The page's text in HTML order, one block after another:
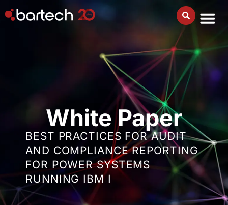
White Paper
BEST PRACTICES FOR AUDIT
AND COMPLIANCE REPORTING
FOR POWER SYSTEMS
RUNNING IBM I